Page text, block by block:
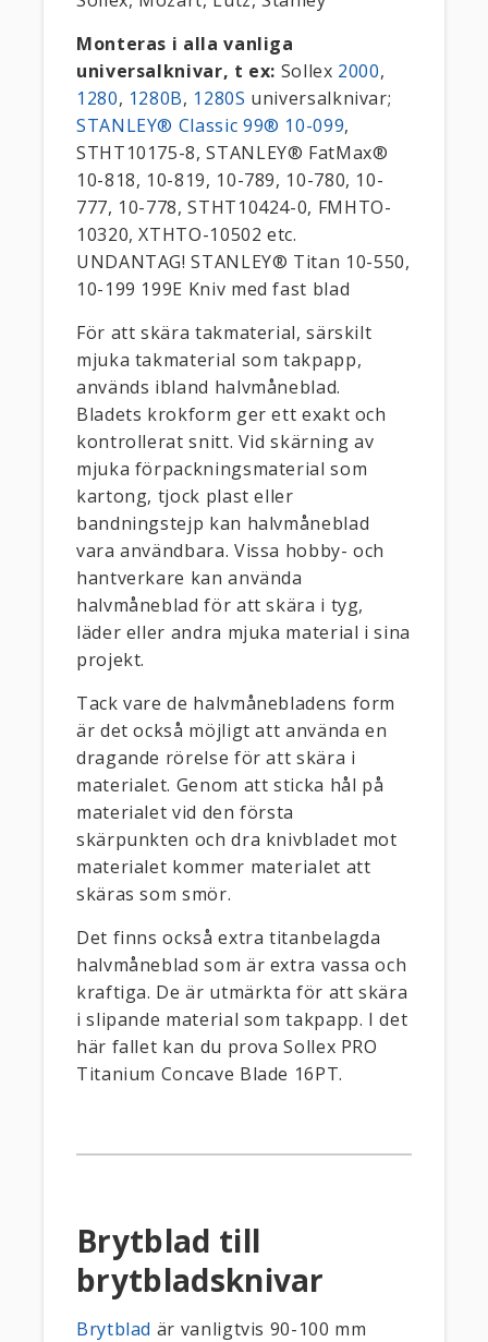
Monteras i alla vanliga
universalknivar, t ex: Sollex 2000,
1280, 1280B, 1280S universalknivar;
STANLEY® Classic 99® 10-099,
STHT10175-8, STANLEY® FatMax®
10-818, 10-819, 10-789, 10-780, 10-
777, 10-778, STHT10424-0, FMHTO-
10320, XTHTO-10502 etc.
UNDANTAG! STANLEY® Titan 10-550,
10-199 199E Kniv med fast blad
För att skära takmaterial, särskilt
mjuka takmaterial som takpapp,
används ibland halvmåneblad.
Bladets krokform ger ett exakt och
kontrollerat snitt. Vid skärning av
mjuka förpackningsmaterial som
kartong, tjock plast eller
bandningstejp kan halvmåneblad
vara användbara. Vissa hobby- och
hantverkare kan använda
halvmåneblad för att skära i tyg,
läder eller andra mjuka material i sina
projekt.
Tack vare de halvmånebladens form
är det också möjligt att använda en
dragande rörelse för att skära i
materialet. Genom att sticka hål på
materialet vid den första
skärpunkten och dra knivbladet mot
materialet kommer materialet att
skäras som smör.
Det finns också extra titanbelagda
halvmåneblad som är extra vassa och
kraftiga. De är utmärkta för att skära
i slipande material som takpapp. I det
här fallet kan du prova Sollex PRO
Titanium Concave Blade 16PT.
Brytblad till
brytbladsknivar
Brytblad är vanligtvis 90-100 mm